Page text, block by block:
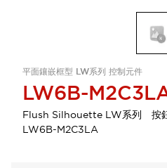
平面鑲嵌框型 LW系列 控制元件
LW6B-
Flush Silhouette LW系列
LW6B-M2C3LA